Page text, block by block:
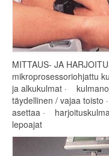
MITTAUS- JA
mikroprosessoriohjattu
ja alkukulmat ·
täydellinen / vajaa
asettaa ·
lepoajat